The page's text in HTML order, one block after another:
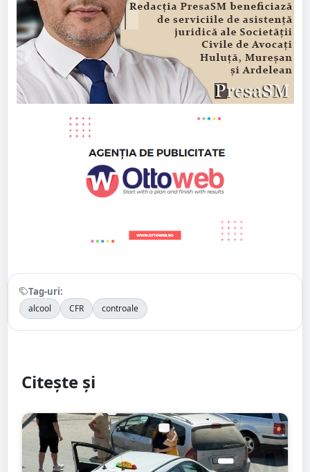
Tag-uri:
alcool CFR controale
Citește și